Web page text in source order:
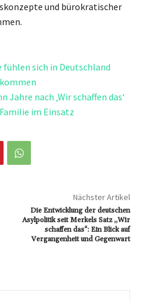
und bürokratischer
sich in Deutschland
Jahre nach ‚Wir schaffen das‘
im Einsatz
Nächster Artikel
Die Entwicklung der deutschen
Asylpolitik seit Merkels Satz „Wir
schaffen das“: Ein Blick auf
Vergangenheit und Gegenwart